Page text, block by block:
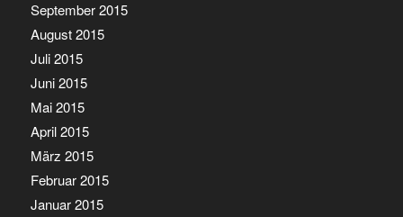
September 2015
August 2015
Juli 2015
Juni 2015
Mai 2015
April 2015
März 2015
Februar 2015
Januar 2015